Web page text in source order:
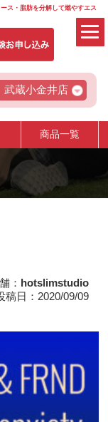
ス・脂肪を分解して燃やすエス
武蔵小金井店
商品一覧
： hotslimstudio
稿日：2020/09/09